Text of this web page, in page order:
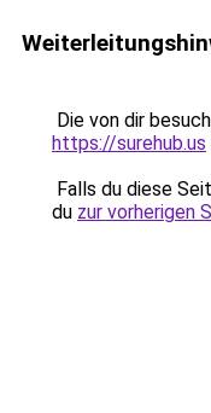
Die von dir
https://surehub.us
Falls du diese
du zur vorherigen